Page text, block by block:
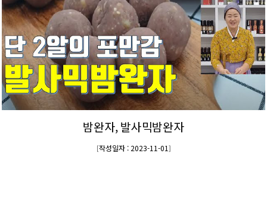
밤완자, 발사믹밤완자
[작성일자 : 2023-11-01]